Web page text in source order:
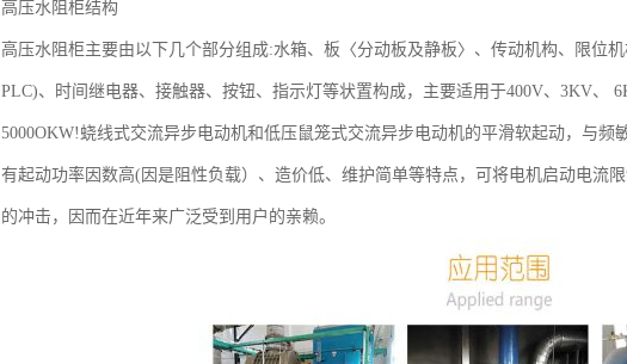
高压水阻柜结构
高压水阻柜主要由以下几个部分组成:水箱、板〈分动板及静板〉、传动机构、限位
PLC)、时间继电器、接触器、按钮、指示灯等状置构成，主要适用于400V、3KV、
5000OKW!蛲线式交流异步电动机和低压鼠笼式交流异步电动机的平滑软起动，与
有起动功率因数高(因是阻性负载）、造价低、维护简单等特点，可将电机启动电流
的冲击，因而在近年来广泛受到用户的亲赖。